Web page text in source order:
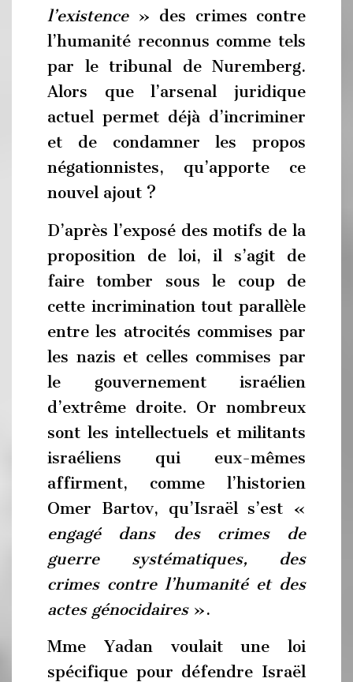
l’existence» des crimes contre
l’humanité reconnus comme tels
par le tribunal de Nuremberg.
Alors que l’arsenal juridique
actuel permet déjà d’incriminer
et de condamner les propos
négationnistes, qu’apporte ce
nouvel ajout ?
D’après l’exposé des motifs de la
proposition de loi, il s’agit de
faire tomber sous le coup de
cette incrimination tout parallèle
entre les atrocités commises par
les nazis et celles commises par
le gouvernement israélien
d’extrême droite. Or nombreux
sont les intellectuels et militants
israéliens qui eux-mêmes
affirment, comme l’historien
Omer Bartov, qu’Israël s’est «
engagé dans des crimes de
guerre systématiques, des
crimes contre l’humanité et des
actes génocidaires».
Mme Yadan voulait une loi
spécifique pour défendre Israël